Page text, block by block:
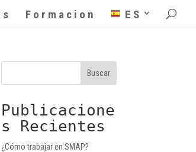
Formacion ES
Buscar
Publicacione
s Recientes
¿Cómo trabajar en SMAP?